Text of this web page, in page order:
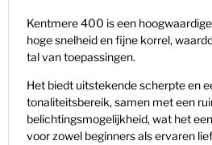
Kentmere 400 is een
hoge snelheid en fijne korrel,
tal van toepassingen.
Het biedt uitstekende scherpte en
tonaliteitsbereik, samen met een
belichtingsmogelijkheid, wat het
voor zowel beginners als ervaren